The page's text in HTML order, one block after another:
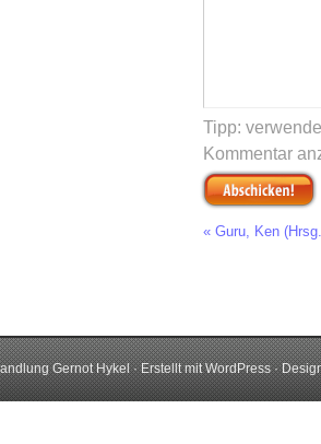
Tipp:
Kommentar
« Guru, Ken
Gernot Hykel · Erstellt mitWordPress·